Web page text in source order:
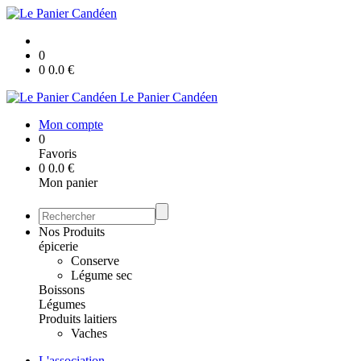
0
0 0.0 €
Le Panier Candéen
Mon compte
0
Favoris
0 0.0 €
Mon panier
Nos Produits
épicerie
Conserve
Légume sec
Boissons
Légumes
Produits laitiers
Vaches